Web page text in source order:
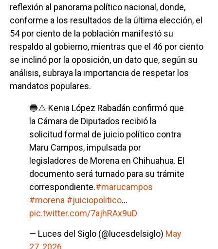
reflexión al panorama político nacional, donde,
conforme a los resultados de la última elección, el
54 por ciento de la población manifestó su
respaldo al gobierno, mientras que el 46 por ciento
se inclinó por la oposición, un dato que, según su
análisis, subraya la importancia de respetar los
mandatos populares.
🔵⚠️ Kenia López Rabadán confirmó que
la Cámara de Diputados recibió la
solicitud formal de juicio político contra
Maru Campos, impulsada por
legisladores de Morena en Chihuahua. El
documento será turnado para su trámite
correspondiente.#marucampos
#morena #juiciopolitico…
pic.twitter.com/7ajhRAx9uD
— Luces del Siglo (@lucesdelsiglo) May
27, 2026